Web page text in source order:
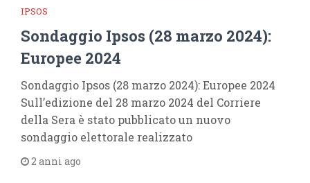
IPSOS
Sondaggio Ipsos (28 marzo 2024):
Europee 2024
Sondaggio Ipsos (28 marzo 2024): Europee 2024
Sull’edizione del 28 marzo 2024 del Corriere
della Sera è stato pubblicato un nuovo
sondaggio elettorale realizzato
2 anni ago